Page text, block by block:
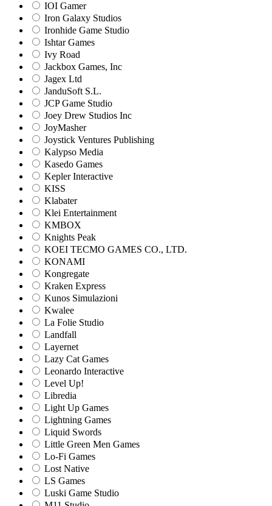
IOI Gamer
Iron Galaxy Studios
Ironhide Game Studio
Ishtar Games
Ivy Road
Jackbox Games, Inc
Jagex Ltd
JanduSoft S.L.
JCP Game Studio
Joey Drew Studios Inc
JoyMasher
Joystick Ventures Publishing
Kalypso Media
Kasedo Games
Kepler Interactive
KISS
Klabater
Klei Entertainment
KMBOX
Knights Peak
KOEI TECMO GAMES CO., LTD.
KONAMI
Kongregate
Kraken Express
Kunos Simulazioni
Kwalee
La Folie Studio
Landfall
Layernet
Lazy Cat Games
Leonardo Interactive
Level Up!
Libredia
Light Up Games
Lightning Games
Liquid Swords
Little Green Men Games
Lo-Fi Games
Lost Native
LS Games
Luski Game Studio